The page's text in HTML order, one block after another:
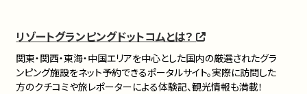
リゾートグランピングドットコムとは？
関東・関西・東海・中国エリアを中心とした国内の厳選されたグラ
ンピング施設をネット予約できるポータルサイト。実際に訪問した
方のクチコミや旅レポーターによる体験記、観光情報も満載！